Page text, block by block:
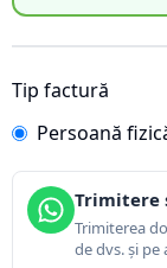
Tip factură
Persoană
Trimitere
Trimiterea
de dvs. și pe